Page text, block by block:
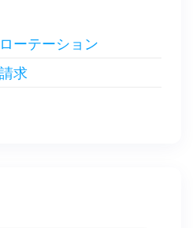
ーテーション
求